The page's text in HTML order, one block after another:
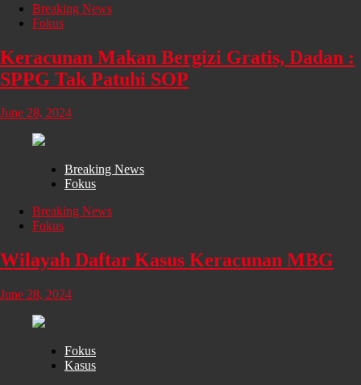
Breaking News
Fokus
Keracunan Makan Bergizi Gratis, Dadan :
SPPG Tak Patuhi SOP
June 28, 2024
Breaking News
Fokus
Breaking News
Fokus
Wilayah Daftar Kasus Keracunan MBG
June 28, 2024
Fokus
Kasus